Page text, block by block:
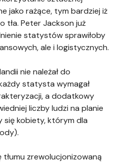
jako rażące, tym bardziej iż
tła. Peter Jackson już
statystów sprawiłoby
ale i logistycznych.
nie należał do
statysta wymagał
a dodatkowy
liczby ludzi na planie
się kobiety, którym dla
zrewolucjonizowaną